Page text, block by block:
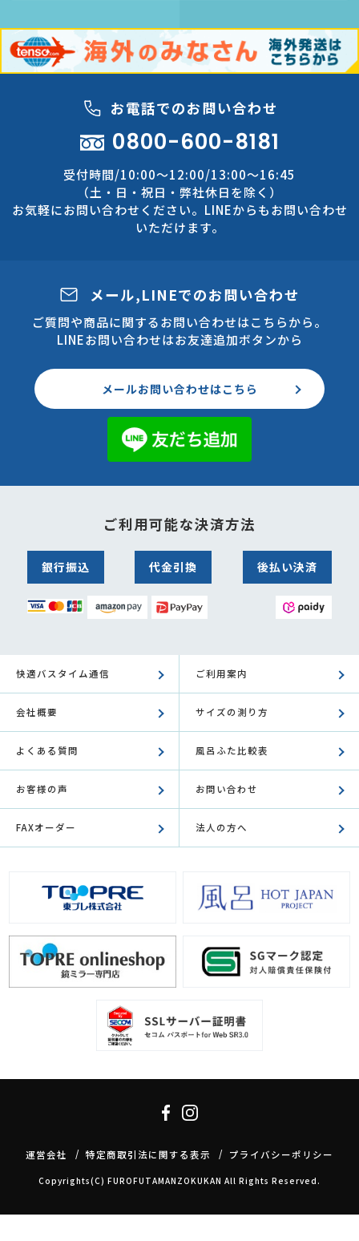
お電話でのお問い合わせ
0800-600-8181
受付時間/10:00～12:00/13:00～16:45
（土・日・祝日・弊社休日を除く）
お気軽にお問い合わせください。LINEからもお問い合わせ
いただけます。
メール,LINEでのお問い合わせ
ご質問や商品に関するお問い合わせはこちらから。
LINEお問い合わせはお友達追加ボタンから
メールお問い合わせはこちら
ご利用可能な決済方法
銀行振込 代金引換 後払い決済
快適バスタイム通信 ご利用案内
会社概要 サイズの測り方
よくある質問 風呂ふた比較表
お客様の声 お問い合わせ
FAXオーダー 法人の方へ
運営会社 特定商取引法に関する表示 プライバシーポリシー
Copyrights(C) FUROFUTAMANZOKUKAN All Rights Reserved.